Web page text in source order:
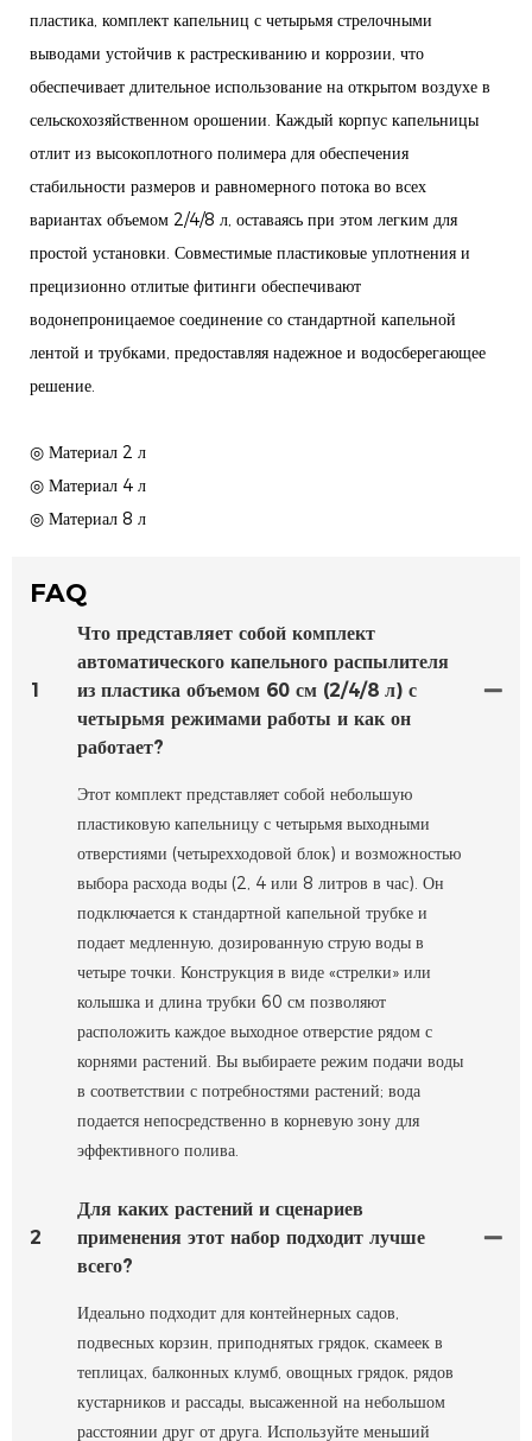
пластика, комплект капельниц с четырьмя стрелочными
выводами устойчив к растрескиванию и коррозии, что
обеспечивает длительное использование на открытом воздухе в
сельскохозяйственном орошении. Каждый корпус капельницы
отлит из высокоплотного полимера для обеспечения
стабильности размеров и равномерного потока во всех
вариантах объемом 2/4/8 л, оставаясь при этом легким для
простой установки. Совместимые пластиковые уплотнения и
прецизионно отлитые фитинги обеспечивают
водонепроницаемое соединение со стандартной капельной
лентой и трубками, предоставляя надежное и водосберегающее
решение.
◎ Материал 2 л
◎ Материал 4 л
◎ Материал 8 л
FAQ
1
Что представляет собой комплект
автоматического капельного распылителя
из пластика объемом 60 см (2/4/8 л) с
четырьмя режимами работы и как он
работает?
Этот комплект представляет собой небольшую
пластиковую капельницу с четырьмя выходными
отверстиями (четырехходовой блок) и возможностью
выбора расхода воды (2, 4 или 8 литров в час). Он
подключается к стандартной капельной трубке и
подает медленную, дозированную струю воды в
четыре точки. Конструкция в виде «стрелки» или
колышка и длина трубки 60 см позволяют
расположить каждое выходное отверстие рядом с
корнями растений. Вы выбираете режим подачи воды
в соответствии с потребностями растений; вода
подается непосредственно в корневую зону для
эффективного полива.
2
Для каких растений и сценариев
применения этот набор подходит лучше
всего?
Идеально подходит для контейнерных садов,
подвесных корзин, приподнятых грядок, скамеек в
теплицах, балконных клумб, овощных грядок, рядов
кустарников и рассады, высаженной на небольшом
расстоянии друг от друга. Используйте меньший